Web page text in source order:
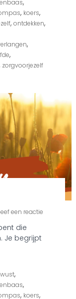
,
, koers,
, ontdekken,
,
,
zorgvoorjezelf
een reactieo
die
Je begrijpt
,
,
, koers,